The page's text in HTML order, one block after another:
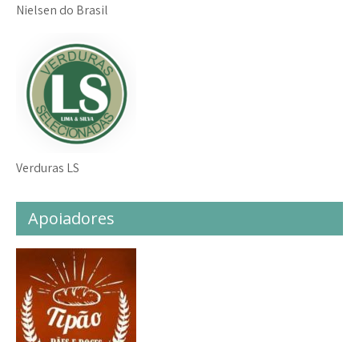
Nielsen do Brasil
Verduras LS
Apoiadores